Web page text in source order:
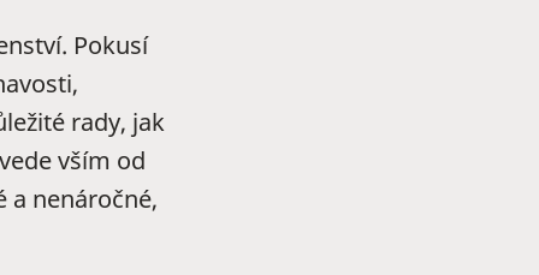
Pokusí
rady, jak
vším od
a nenáročné,